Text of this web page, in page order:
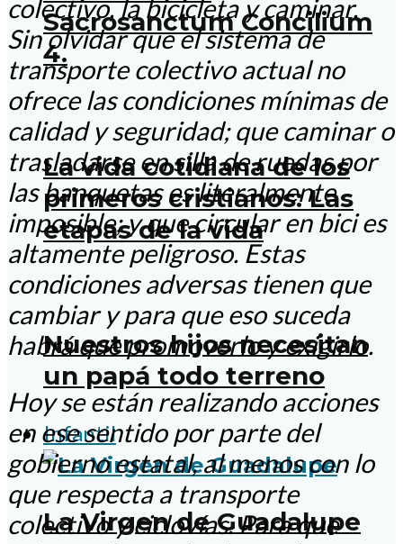
Sacrosanctum Concilium
4.
La vida cotidiana de los
primeros cristianos: Las
etapas de la vida
Nuestros hijos necesitan
un papá todo terreno
Infantil
La Virgen de Guadalupe
colectivo, la bicicleta y caminar.
Sin olvidar que el sistema de
transporte colectivo actual no
ofrece las condiciones mínimas de
calidad y seguridad; que caminar o
trasladarse en silla de ruedas por
las banquetas es literalmente
imposible; y que circular en bici es
altamente peligroso. Estas
condiciones adversas tienen que
cambiar y para que eso suceda
habrá que promoverlo y exigirlo.
Hoy se están realizando acciones
en ese sentido por parte del
gobierno estatal, al menos con lo
que respecta a transporte
colectivo y ciclovías. Para que